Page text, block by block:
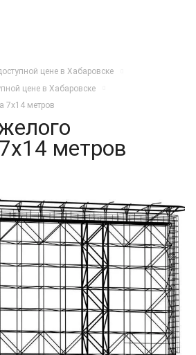
цене в Хабаровске
цене в Хабаровске
7х14 метров
метров